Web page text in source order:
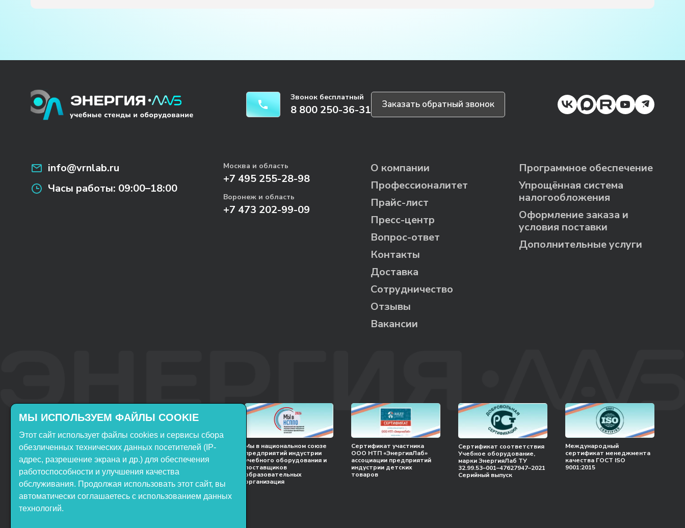
Звонок бесплатный
8 800 250-36-31 Заказать обратный звонок
info@vrnlab.ru
Часы работы: 09:00–18:00
Москва и область
+7 495 255-28-98
Воронеж и область
+7 473 202-99-09
О компании
Профессионалитет
Прайс-лист
Пресс-центр
Вопрос-ответ
Контакты
Доставка
Сотрудничество
Отзывы
Вакансии
Программное обеспечение
Упрощённая система
налогообложения
Оформление заказа и
условия поставки
Дополнительные услуги
Включён в реестр
Продукция НТП
«ЭнергияЛаб» включена в
реестр Минпромторга РФ
Мы в национальном союзе
предприятий индустрии
учебного оборудования и
поставщиков
образовательных
организация
Сертификат участника
ООО НТП «ЭнергияЛаб»
ассоциации предприятий
индустрии детских
товаров
Сертификат соответствия
Учебное оборудование,
марки ЭнергияЛаб ТУ
32.99.53–001–47627947–2021
Серийный выпуск
Международный
сертификат менеджмента
качества ГОСТ ISO
9001:2015
МЫ ИСПОЛЬЗУЕМ ФАЙЛЫ COOKIE
Этот сайт использует файлы cookies и сервисы сбора
обезличенных технических данных посетителей (IP-
адрес, разрешение экрана и др.) для обеспечения
работоспособности и улучшения качества
обслуживания. Продолжая использовать этот сайт, вы
автоматически соглашаетесь с использованием данных
технологий.